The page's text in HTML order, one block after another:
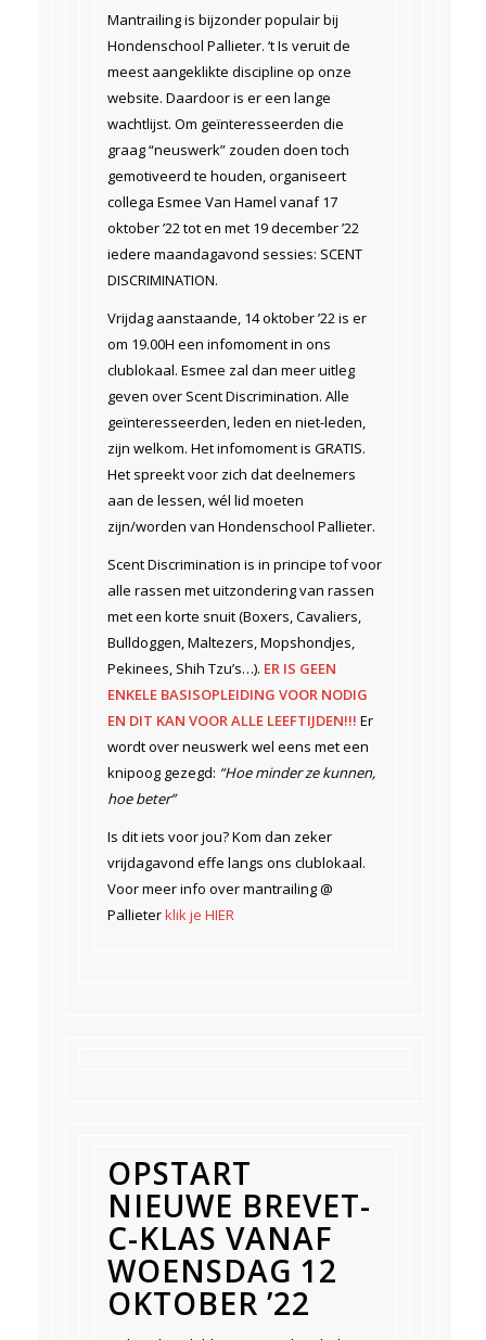
Mantrailing is bijzonder populair bij
Hondenschool Pallieter. ‘t Is veruit de
meest aangeklikte discipline op onze
website. Daardoor is er een lange
wachtlijst. Om geïnteresseerden die
graag “neuswerk” zouden doen toch
gemotiveerd te houden, organiseert
collega Esmee Van Hamel vanaf 17
oktober ’22 tot en met 19 december ’22
iedere maandagavond sessies: SCENT
DISCRIMINATION.
Vrijdag aanstaande, 14 oktober ’22 is er
om 19.00H een infomoment in ons
clublokaal. Esmee zal dan meer uitleg
geven over Scent Discrimination. Alle
geïnteresseerden, leden en niet-leden,
zijn welkom. Het infomoment is GRATIS.
Het spreekt voor zich dat deelnemers
aan de lessen, wél lid moeten
zijn/worden van Hondenschool Pallieter.
Scent Discrimination is in principe tof voor
alle rassen met uitzondering van rassen
met een korte snuit (Boxers, Cavaliers,
Bulldoggen, Maltezers, Mopshondjes,
Pekinees, Shih Tzu’s…). ER IS GEEN
ENKELE BASISOPLEIDING VOOR NODIG
EN DIT KAN VOOR ALLE LEEFTIJDEN!!! Er
wordt over neuswerk wel eens met een
knipoog gezegd: “Hoe minder ze kunnen,
hoe beter”
Is dit iets voor jou? Kom dan zeker
vrijdagavond effe langs ons clublokaal.
Voor meer info over mantrailing @
Pallieterklik je HIER
OPSTART
NIEUWE BREVET-
C-KLAS VANAF
WOENSDAG 12
OKTOBER ’22